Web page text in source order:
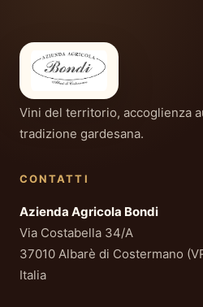
Vini del territorio, accoglienza
tradizione gardesana.
CONTATTI
Azienda Agricola Bondi
Via Costabella 34/A
37010 Albarè di Costermano
Italia